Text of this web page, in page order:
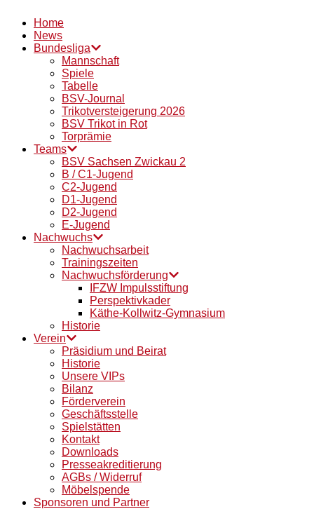
Home
News
Bundesliga
Mannschaft
Spiele
Tabelle
BSV-Journal
Trikotversteigerung 2026
BSV Trikot in Rot
Torprämie
Teams
BSV Sachsen Zwickau 2
B / C1-Jugend
C2-Jugend
D1-Jugend
D2-Jugend
E-Jugend
Nachwuchs
Nachwuchsarbeit
Trainingszeiten
Nachwuchsförderung
IFZW Impulsstiftung
Perspektivkader
Käthe-Kollwitz-Gymnasium
Historie
Verein
Präsidium und Beirat
Historie
Unsere VIPs
Bilanz
Förderverein
Geschäftsstelle
Spielstätten
Kontakt
Downloads
Presseakreditierung
AGBs / Widerruf
Möbelspende
Sponsoren und Partner